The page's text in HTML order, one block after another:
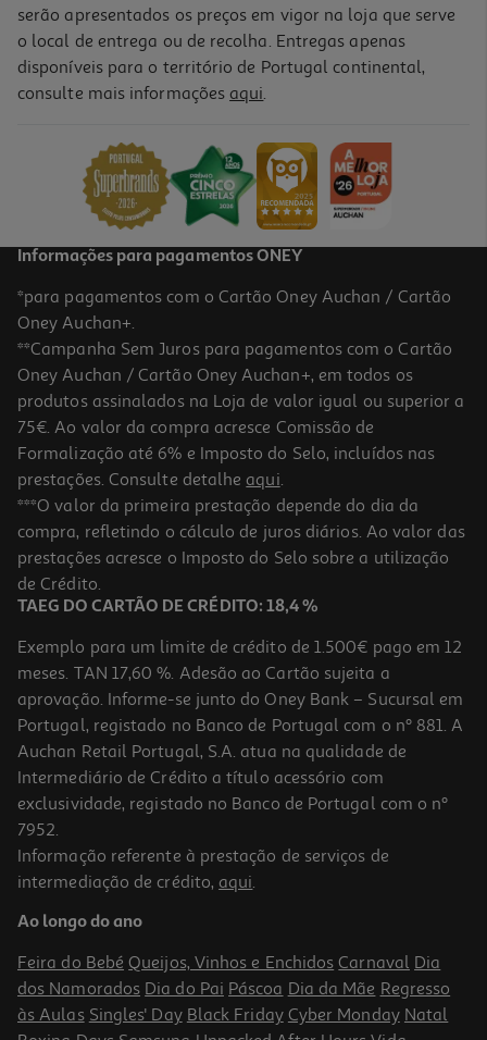
Champô Real Natura Sem Sal Color Repair 500ml
Price reduced from
-20%
Champô Lola Bossa 500ml
13.14 €/un
Price reduced from
16,43 €to
13,14 €
Promoção
Champô Sólido Lola Morte Súbita Esfolia 100g
8.79 €/un
8,79 €
serão apresentados os preços em vigor na loja que serve
o local de entrega ou de recolha. Entregas apenas
disponíveis para o território de Portugal continental,
consulte mais informações aqui.
Informações para pagamentos ONEY
*para pagamentos com o Cartão Oney Auchan / Cartão
Oney Auchan+.
**Campanha Sem Juros para pagamentos com o Cartão
Oney Auchan / Cartão Oney Auchan+, em todos os
produtos assinalados na Loja de valor igual ou superior a
75€. Ao valor da compra acresce Comissão de
Formalização até 6% e Imposto do Selo, incluídos nas
prestações. Consulte detalhe aqui.
***O valor da primeira prestação depende do dia da
compra, refletindo o cálculo de juros diários. Ao valor das
prestações acresce o Imposto do Selo sobre a utilização
de Crédito.
TAEG DO CARTÃO DE CRÉDITO: 18,4 %
Exemplo para um limite de crédito de 1.500€ pago em 12
meses. TAN 17,60 %. Adesão ao Cartão sujeita a
aprovação. Informe-se junto do Oney Bank – Sucursal em
Portugal, registado no Banco de Portugal com o nº 881. A
Auchan Retail Portugal, S.A. atua na qualidade de
Intermediário de Crédito a título acessório com
exclusividade, registado no Banco de Portugal com o nº
7952.
Informação referente à prestação de serviços de
intermediação de crédito, aqui.
Ao longo do ano
Feira do Bebé Queijos, Vinhos e Enchidos Carnaval Dia
dos Namorados Dia do Pai Páscoa Dia da Mãe Regresso
às Aulas Singles' Day Black Friday Cyber Monday Natal